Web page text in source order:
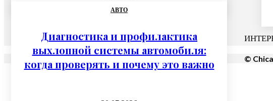
АВТО
Диагностика и профилактика
выхлопной системы автомобиля:
когда проверять и почему это важно
©